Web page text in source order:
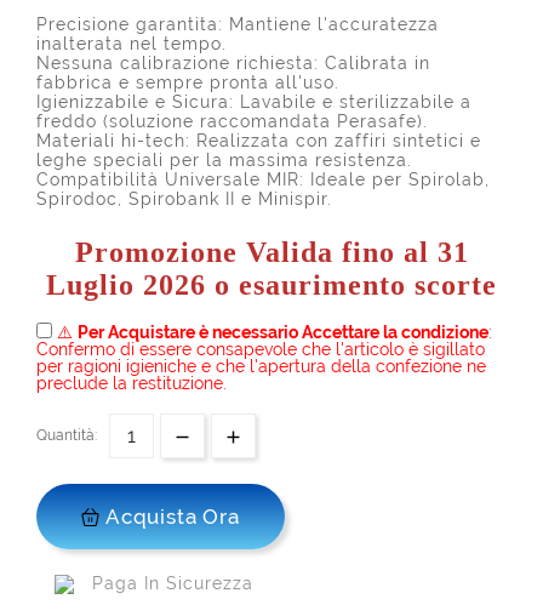
Precisione garantita: Mantiene l'accuratezza
inalterata nel tempo.
Nessuna calibrazione richiesta: Calibrata in
fabbrica e sempre pronta all'uso.
Igienizzabile e Sicura: Lavabile e sterilizzabile a
freddo (soluzione raccomandata Perasafe).
Materiali hi-tech: Realizzata con zaffiri sintetici e
leghe speciali per la massima resistenza.
Compatibilità Universale MIR: Ideale per Spirolab,
Spirodoc, Spirobank II e Minispir.
Promozione Valida fino al 31
Luglio 2026 o esaurimento scorte
⚠️ Per Acquistare è necessario Accettare la condizione:
Confermo di essere consapevole che l'articolo è sigillato
per ragioni igieniche e che l'apertura della confezione ne
preclude la restituzione.
Quantità:
Acquista Ora
Paga In Sicurezza